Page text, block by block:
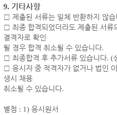
9. 기타사항
□ 제출된 서류는 일체 반환하지 않습
□ 최종 합격되었더라도 제출된 서류
결격자로 확인
될 경우 합격 취소될 수 있습니다.
□ 최종합격 후 추가서류 있습니다. (
□ 응시자 중 적격자가 없거나 법인
생시 채용
취소될 수 있습니다.
별첨 : 1) 응시원서